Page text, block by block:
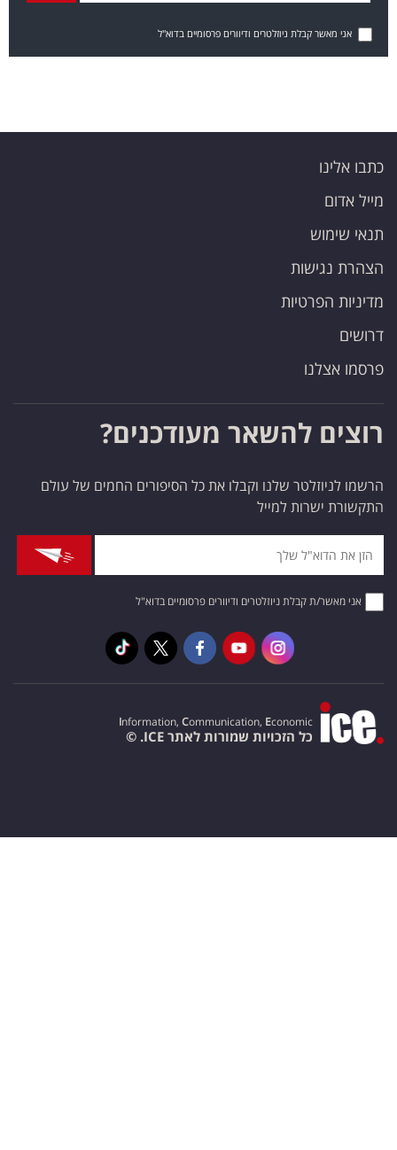
אני מאשר קבלת ניוזלטרים ודיוורים פרסומיים בדוא"ל
כתבו אלינו
מייל אדום
תנאי שימוש
הצהרת נגישות
מדיניות הפרטיות
דרושים
פרסמו אצלנו
רוצים להשאר מעודכנים?
הרשמו לניוזלטר שלנו וקבלו את כל הסיפורים החמים של עולם
התקשורת ישרות למייל
אני מאשר/ת קבלת ניוזלטרים ודיוורים פרסומיים בדוא"ל
Information, Communication, Economic
כל הזכויות שמורות לאתר ICE. ©